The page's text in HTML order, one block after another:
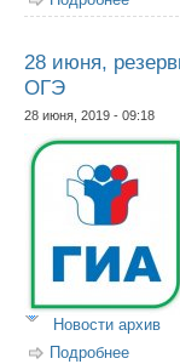
28 июня,
ОГЭ
28 июня, 2019 - 09:18
Новости архив
Подробнее